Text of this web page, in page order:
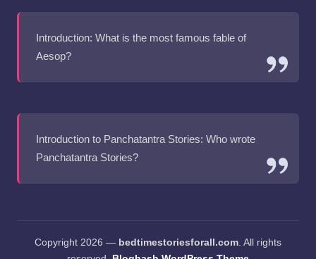
Introduction: What is the most famous fable of
Aesop?
Introduction to Panchatantra Stories: Who wrote
Panchatantra Stories?
Copyright 2026 — bedtimestoriesforall.com. All rights